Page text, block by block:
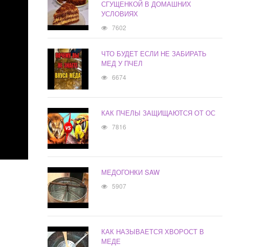
СГУЩЕНКОЙ В ДОМАШНИХ
УСЛОВИЯХ
7602
ЧТО БУДЕТ ЕСЛИ НЕ ЗАБИРАТЬ
МЕД У ПЧЕЛ
6674
КАК ПЧЕЛЫ ЗАЩИЩАЮТСЯ ОТ ОС
7816
МЕДОГОНКИ SAW
5907
КАК НАЗЫВАЕТСЯ ХВОРОСТ В
МЕДЕ